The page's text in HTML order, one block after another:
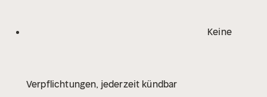
Keine
Verpflichtungen, jederzeit kündbar